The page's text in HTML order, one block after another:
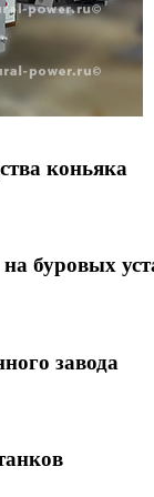
коньяка
буровых
завода